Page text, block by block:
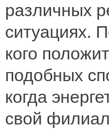
различных
ситуациях.
кого
подобных
когда
свой